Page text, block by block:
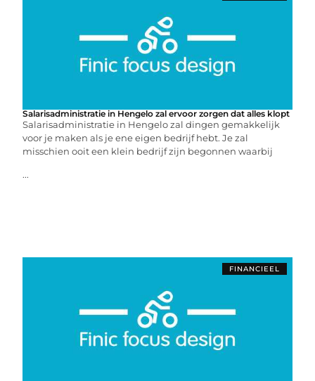
Salarisadministratie in Hengelo zal ervoor zorgen dat alles klopt
Salarisadministratie in Hengelo zal dingen gemakkelijk
voor je maken als je ene eigen bedrijf hebt. Je zal
misschien ooit een klein bedrijf zijn begonnen waarbij
...
FINANCIEEL